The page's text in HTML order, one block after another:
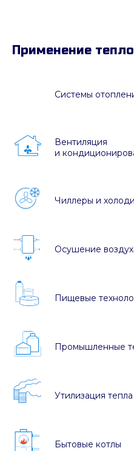
Применение
Системы
Вентиляция
и
Чиллеры и
Осушение
Пищевые
Промышленные
Утилизация
Бытовые котлы